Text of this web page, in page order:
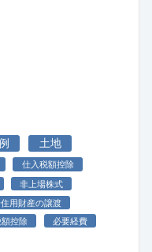
土地
仕入税額控除
非上場株式
住用財産の譲渡
額控除
必要経費